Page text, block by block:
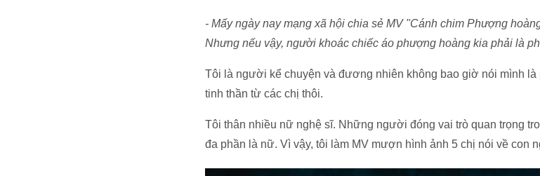
- Mấy ngày nay mạng xã hội chia sẻ MV "Cánh chim Phượng
Nhưng nếu vậy, người khoác chiếc áo phượng hoàng kia phải là
Tôi là người kể chuyện và đương nhiên không bao giờ nói mình
tinh thần từ các chị thôi.
Tôi thân nhiều nữ nghệ sĩ. Những người đóng vai trò quan trọng
đa phần là nữ. Vì vậy, tôi làm MV mượn hình ảnh 5 chị nói về con